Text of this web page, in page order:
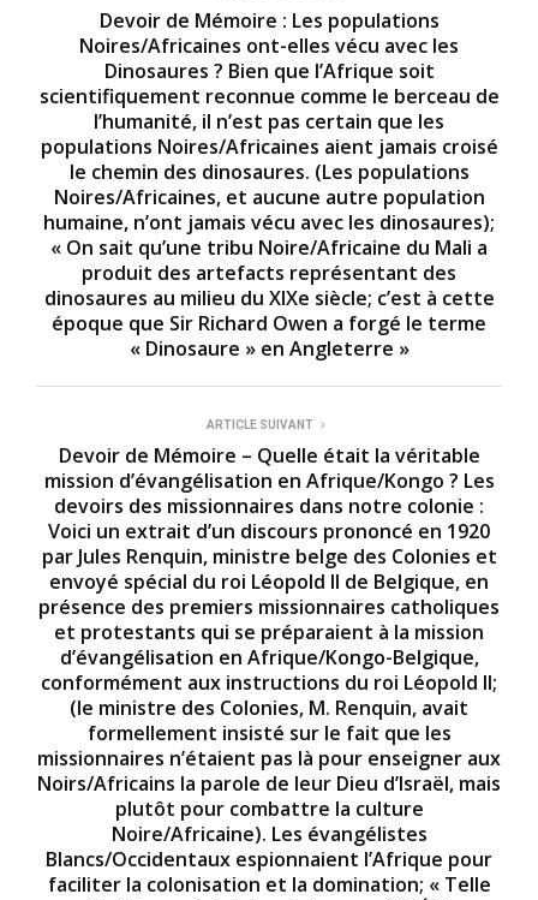
e
Devoir de Mémoire : Les populations
Noires/Africaines ont-elles vécu avec les
Dinosaures ? Bien que l’Afrique soit
scientifiquement reconnue comme le berceau de
l’humanité, il n’est pas certain que les
populations Noires/Africaines aient jamais croisé
le chemin des dinosaures. (Les populations
Noires/Africaines, et aucune autre population
humaine, n’ont jamais vécu avec les dinosaures);
« On sait qu’une tribu Noire/Africaine du Mali a
produit des artefacts représentant des
dinosaures au milieu du XIXe siècle; c’est à cette
époque que Sir Richard Owen a forgé le terme
« Dinosaure » ​​en Angleterre »
ARTICLE SUIVANT
Devoir de Mémoire – Quelle était la véritable
mission d’évangélisation en Afrique/Kongo ? Les
devoirs des missionnaires dans notre colonie :
Voici un extrait d’un discours prononcé en 1920
par Jules Renquin, ministre belge des Colonies et
envoyé spécial du roi Léopold II de Belgique, en
présence des premiers missionnaires catholiques
et protestants qui se préparaient à la mission
d’évangélisation en Afrique/Kongo-Belgique,
conformément aux instructions du roi Léopold II;
(le ministre des Colonies, M. Renquin, avait
formellement insisté sur le fait que les
missionnaires n’étaient pas là pour enseigner aux
Noirs/Africains la parole de leur Dieu d’Israël, mais
plutôt pour combattre la culture
Noire/Africaine). Les évangélistes
Blancs/Occidentaux espionnaient l’Afrique pour
faciliter la colonisation et la domination; « Telle